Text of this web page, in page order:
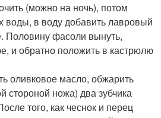
(можно на ночь), потом
воды, в воду добавить лавровый
Половину фасоли вынуть,
и обратно положить в кастрюлю
оливковое масло, обжарить
стороной ножа) два зубчика
того, как чеснок и перец